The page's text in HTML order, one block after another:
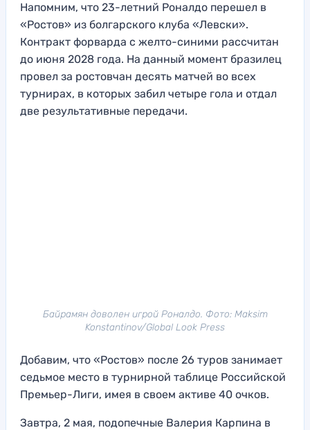
Напомним, что 23-летний Роналдо перешел в
«Ростов» из болгарского клуба «Левски».
Контракт форварда с желто-синими рассчитан
до июня 2028 года. На данный момент бразилец
провел за ростовчан десять матчей во всех
турнирах, в которых забил четыре гола и отдал
две результативные передачи.
Байрамян доволен игрой Роналдо. Фото: Maksim
Konstantinov/Global Look Press
Добавим, что «Ростов» после 26 туров занимает
седьмое место в турнирной таблице Российской
Премьер-Лиги, имея в своем активе 40 очков.
Завтра, 2 мая, подопечные Валерия Карпина в